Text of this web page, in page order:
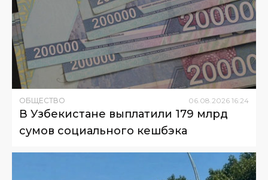
ОБЩЕСТВО 06.08.2026 16:24
В Узбекистане выплатили 179 млрд
сумов социального кешбэка